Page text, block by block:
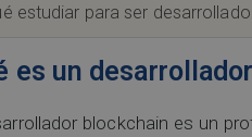
estudiar para ser
es un
blockchain es un